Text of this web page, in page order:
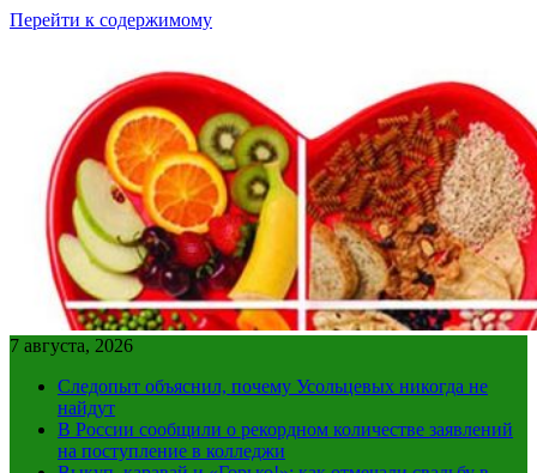
Перейти к содержимому
7 августа, 2026
Следопыт объяснил, почему Усольцевых никогда не
найдут
В России сообщили о рекордном количестве заявлений
на поступление в колледжи